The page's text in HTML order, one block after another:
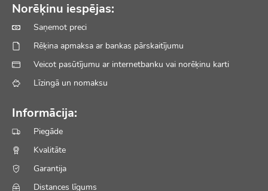
Norēķinu iespējas:
Saņemot preci
Rēķina apmaksa ar bankas pārskaitījumu
Veicot pasūtījumu ar internetbanku vai norēķinu karti
Līzingā un nomaksu
Informācija:
Piegāde
Kvalitāte
Garantija
Distances līgums